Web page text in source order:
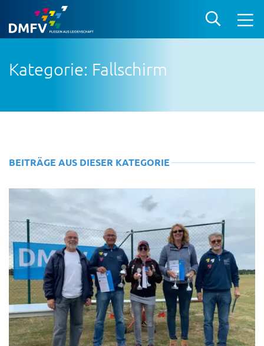
Kategorie: Fallschirm
BEITRÄGE AUS DIESER KATEGORIE